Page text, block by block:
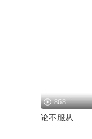
868
论不服从